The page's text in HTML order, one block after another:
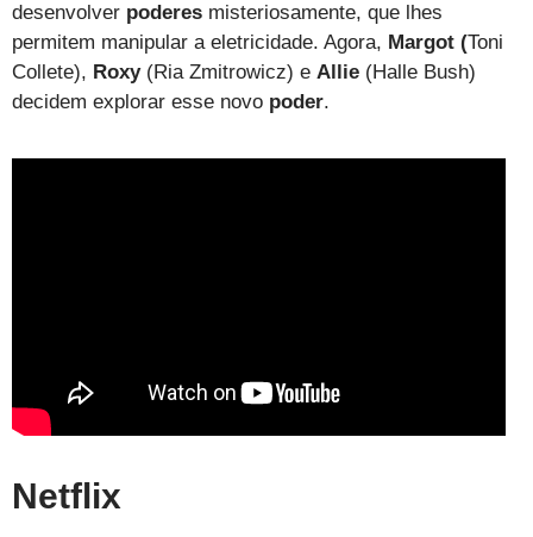
desenvolver poderes misteriosamente, que lhes
permitem manipular a eletricidade. Agora, Margot (Toni
Collete), Roxy(Ria Zmitrowicz) e Allie (Halle Bush)
decidem explorar esse novo poder.
Netflix